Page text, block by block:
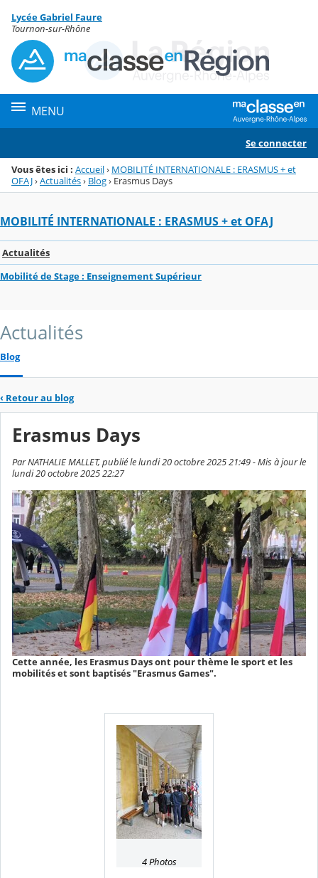
Menu de la rubrique
Contenu
Lycée Gabriel Faure
Tournon-sur-Rhône
MENU
Se connecter
Vous êtes ici : Accueil› MOBILITÉ INTERNATIONALE : ERASMUS + et
OFAJ›Actualités› Blog› Erasmus Days
MOBILITÉ INTERNATIONALE : ERASMUS + et OFAJ
Actualités
Mobilité de Stage : Enseignement Supérieur
Actualités
Blog
‹ Retour au blog
Erasmus Days
Par NATHALIE MALLET, publié le lundi 20 octobre 2025 21:49 - Mis à jour le
lundi 20 octobre 2025 22:27
Cette année, les Erasmus Days ont pour thème le sport et les
mobilités et sont baptisés "Erasmus Games".
4 Photos